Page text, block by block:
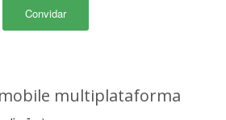
Convidar
multiplataforma